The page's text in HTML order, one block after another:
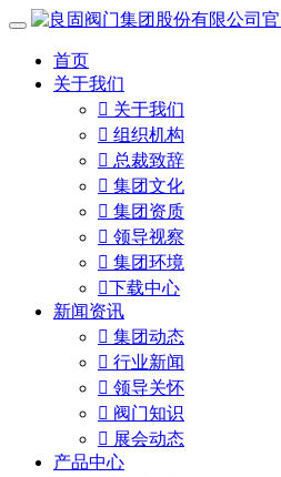
首页
关于我们
 关于我们
 组织机构
 总裁致辞
 集团文化
 集团资质
 领导视察
 集团环境
下载中心
新闻资讯
 集团动态
 行业新闻
 领导关怀
 阀门知识
 展会动态
产品中心